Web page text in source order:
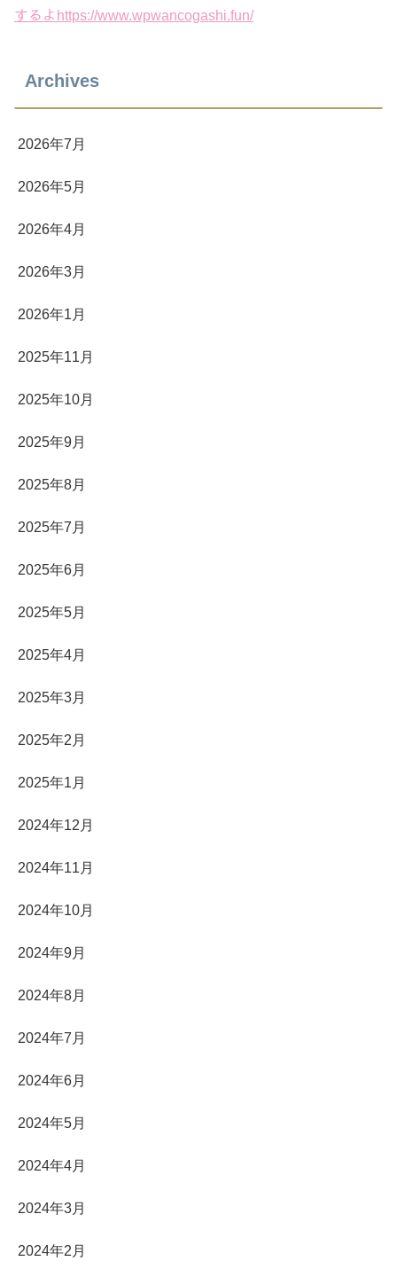
するよhttps://www.wpwancogashi.fun/
Archives
2026年7月
2026年5月
2026年4月
2026年3月
2026年1月
2025年11月
2025年10月
2025年9月
2025年8月
2025年7月
2025年6月
2025年5月
2025年4月
2025年3月
2025年2月
2025年1月
2024年12月
2024年11月
2024年10月
2024年9月
2024年8月
2024年7月
2024年6月
2024年5月
2024年4月
2024年3月
2024年2月